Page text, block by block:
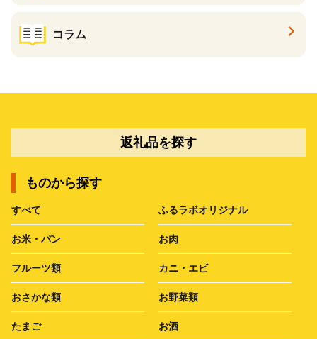
コラム
返礼品を探す
ものから探す
すべて ふるラボオリジナル
お米・パン お肉
フルーツ類 カニ・エビ
おさかな類 お野菜類
たまご お酒